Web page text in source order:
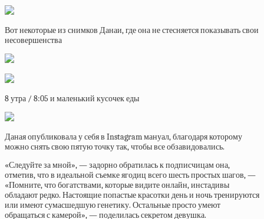
Вот некоторые из снимков Данаи, где она не стесняется показывать свои
несовершенства
8 утра / 8:05 и маленький кусочек еды
Даная опубликовала у себя в Instagram мануал, благодаря которому
можно снять свою пятую точку так, чтобы все обзавидовались.
«Следуйте за мной», — задорно обратилась к подписчицам она,
отметив, что в идеальной съемке ягодиц всего шесть простых шагов, —
«Помните, что богатствами, которые видите онлайн, инстадивы
обладают редко. Настоящие попастые красотки день и ночь тренируются
или имеют сумасшедшую генетику. Остальные просто умеют
обращаться с камерой», — поделилась секретом девушка.